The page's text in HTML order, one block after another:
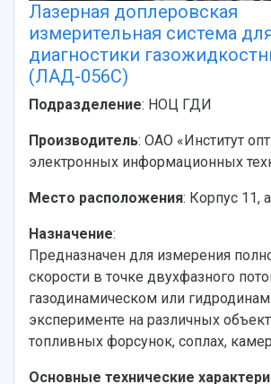
Лазерная доплеровская
измерительная система
диагностики
(ЛАД-056С)
Подразделение: НОЦ ГДИ
Производитель: ОАО «Институт
электронных информационных
Место расположения: Корпус 11,
Назначение:
Предназначен для измерения
скорости в точке двухфазного
газодинамическом или
эксперименте на различных
топливных форсунок, соплах,
Основные технические